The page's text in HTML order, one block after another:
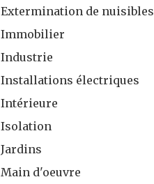
Extermination de nuisibles
Immobilier
Industrie
Installations électriques
Intérieure
Isolation
Jardins
Main d'oeuvre